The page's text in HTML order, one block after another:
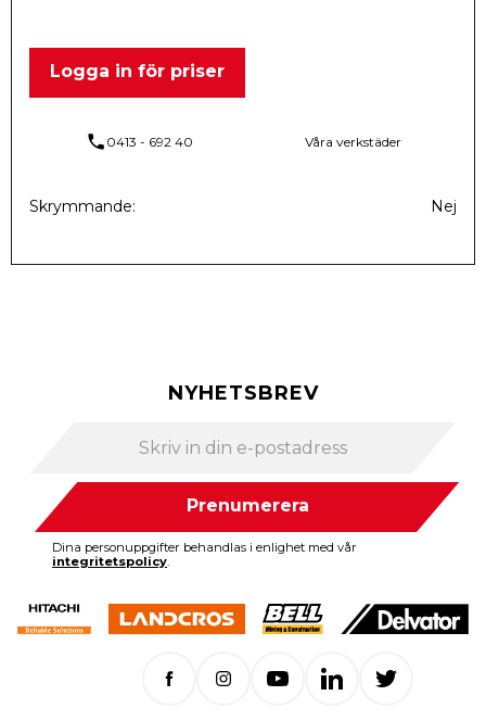
Logga in för priser
phone 0413 - 692 40 Våra verkstäder
Skrymmande Nej
NYHETSBREV
Prenumerera
Dina personuppgifter behandlas i enlighet med vår
integritetspolicy.